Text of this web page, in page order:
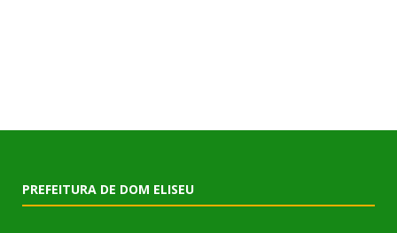
PREFEITURA DE DOM ELISEU